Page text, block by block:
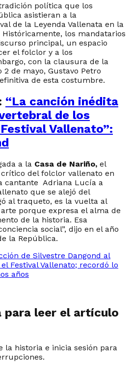
política que los
asistieran a la
de la Leyenda Vallenata en la
Históricamente, los mandatarios
principal, un espacio
el folclor y a los
con la clausura de la
2 de mayo, Gustavo Petro
de esta costumbre.
“La canción inédita
de los
Vallenato”:
a la Casa de Nariño, el
del folclor vallenato en
cantante Adriana Lucía a
que se alejó del
al traqueto, es la vuelta al
porque expresa el alma de
de la historia. Esa
social”, dijo en el año
la República.
de Silvestre Dangond al
Festival Vallenato; recordó lo
años
para leer el artículo
la historia e inicia sesión para